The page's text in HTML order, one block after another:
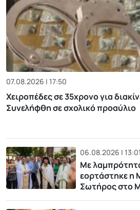
07.08.2026 | 17:50
Χειροπέδες σε 35χρονο για
Συνελήφθη σε σχολικό προαύλιο
06.08.2026 | 13:01
Με
εορτάστηκε
Σωτήρος στο